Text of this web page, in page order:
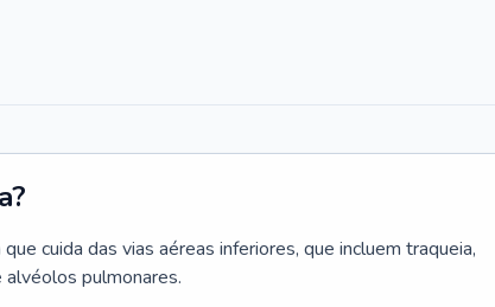
cuida das vias aéreas inferiores, que incluem traqueia,
pulmonares.